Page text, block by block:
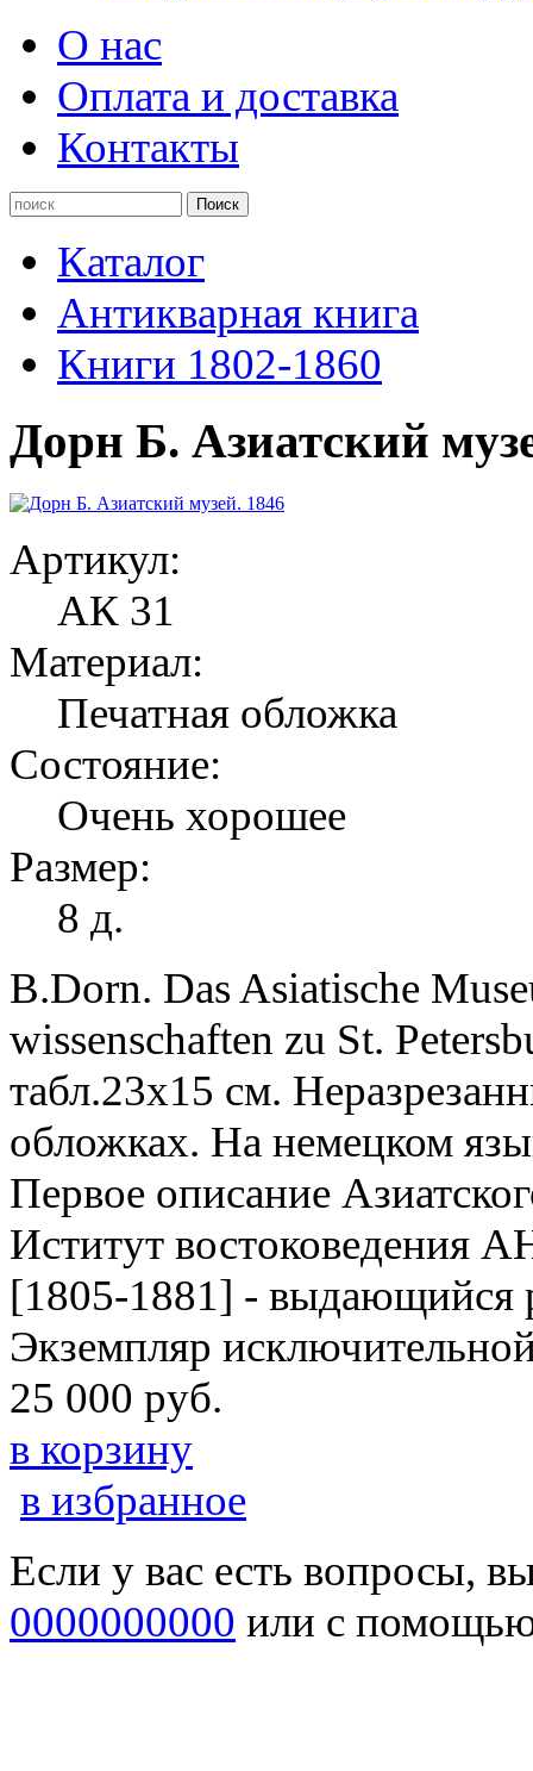
О нас
Оплата и доставка
Контакты
Каталог
Антикварная книга
Книги 1802-1860
Дорн Б. Азиатский
Артикул:
АК 31
Материал:
Печатная обложка
Состояние:
Очень хорошее
Размер:
8 д.
B.Dorn. Das Asiatische
wissenschaften zu St.
табл.23х15 см.
обложках. На немецком
Первое описание
Иститут востоковедения
[1805-1881] - выдающийся
Экземпляр
25 000 руб.
в корзину
в избранное
Если у вас есть вопросы,
0000000000 или с